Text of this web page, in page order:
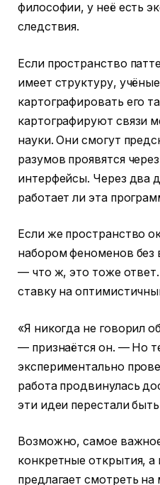
философии, у неё есть
следствия.
Если пространство
имеет структуру,
картографировать его
картографируют связи
науки. Они смогут
разумов проявятся
интерфейсы. Через два
работает ли эта
Если же пространство
набором феноменов без
— что ж, это тоже
ставку на
«Я никогда не говорил
— признаётся он. — Но
экспериментально
работа продвинулась
эти идеи перестали
Возможно, самое
конкретные открытия,
предлагает смотреть